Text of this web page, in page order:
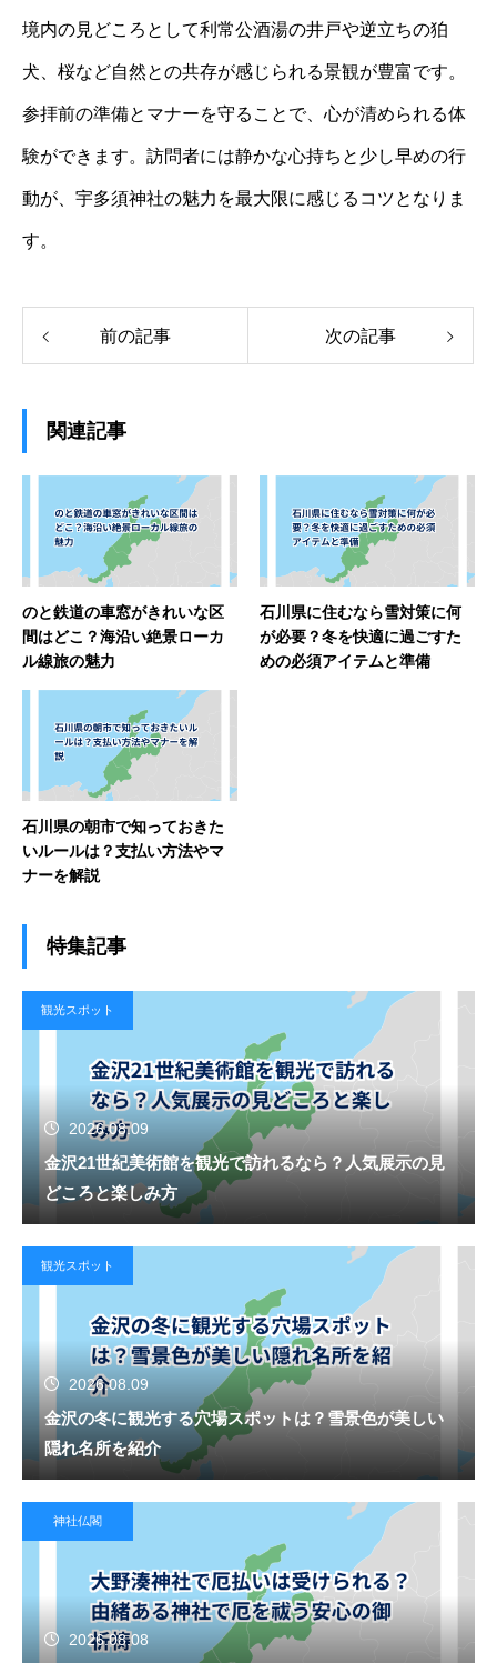
境内の見どころとして利常公酒湯の井戸や逆立ちの狛
犬、桜など自然との共存が感じられる景観が豊富です。
参拝前の準備とマナーを守ることで、心が清められる体
験ができます。訪問者には静かな心持ちと少し早めの行
動が、宇多須神社の魅力を最大限に感じるコツとなりま
す。
前の記事 次の記事
関連記事
のと鉄道の車窓がきれいな区
間はどこ？海沿い絶景ローカ
ル線旅の魅力
石川県に住むなら雪対策に何
が必要？冬を快適に過ごすた
めの必須アイテムと準備
石川県の朝市で知っておきた
いルールは？支払い方法やマ
ナーを解説
特集記事
観光スポット
2026.08.09
金沢21世紀美術館を観光で訪れるなら？人気展示の見
どころと楽しみ方
観光スポット
2026.08.09
金沢の冬に観光する穴場スポットは？雪景色が美しい
隠れ名所を紹介
神社仏閣
2026.08.08